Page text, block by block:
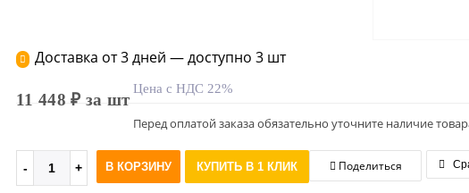
Доставка от 3 дней — доступно 3 шт
11 448 ₽ за шт
Цена с НДС 22%
Перед оплатой заказа обязательно уточните наличие
В КОРЗИНУ КУПИТЬ В 1 КЛИК Поделиться